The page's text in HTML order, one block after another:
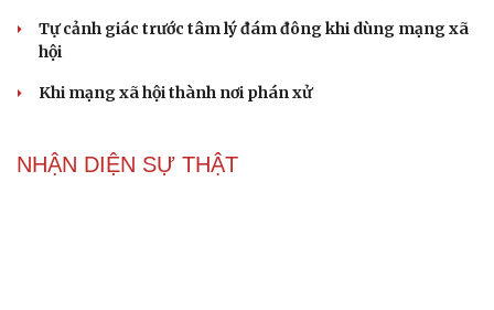
Tự cảnh giác trước tâm lý đám đông khi dùng mạng xã
hội
Khi mạng xã hội thành nơi phán xử
NHẬN DIỆN SỰ THẬT